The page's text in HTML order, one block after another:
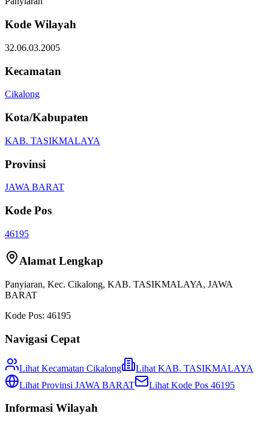
Kode Wilayah
32.06.03.2005
Kecamatan
Cikalong
Kota/Kabupaten
KAB. TASIKMALAYA
Provinsi
JAWA BARAT
Kode Pos
46195
Alamat Lengkap
Panyiaran, Kec. Cikalong, KAB. TASIKMALAYA, JAWA
BARAT
Kode Pos: 46195
Navigasi Cepat
Lihat Kecamatan Cikalong Lihat KAB. TASIKMALAYA
Lihat Provinsi JAWA BARAT Lihat Kode Pos 46195
Informasi Wilayah